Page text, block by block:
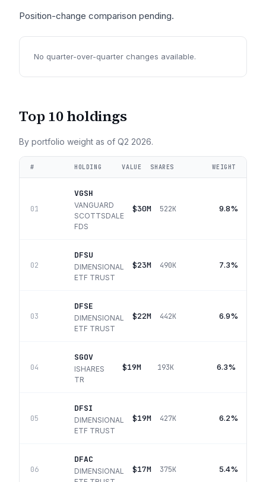
Position-change comparison pending.
No quarter-over-quarter changes available.
Top 10 holdings
By portfolio weight as of Q2 2026.
# HOLDING VALUE SHARES WEIGHT
01
VGSH
VANGUARD
SCOTTSDALE
FDS
$30M 522K 9.8%
02
DFSU
DIMENSIONAL
ETF TRUST
$23M 490K 7.3%
03
DFSE
DIMENSIONAL
ETF TRUST
$22M 442K 6.9%
04
SGOV
ISHARES
TR
$19M 193K 6.3%
05
DFSI
DIMENSIONAL
ETF TRUST
$19M 427K 6.2%
06
DFAC
DIMENSIONAL
$17M 375K 5.4%